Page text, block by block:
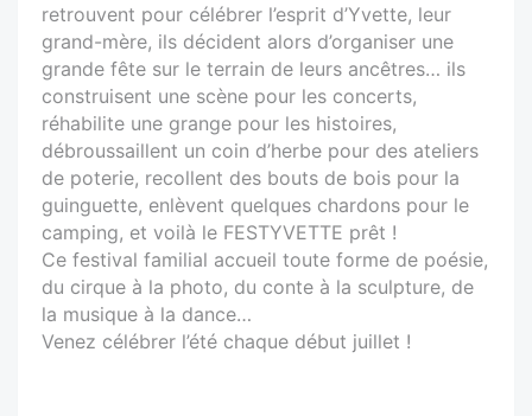
retrouvent pour célébrer l’esprit d’Yvette, leur
grand-mère, ils décident alors d’organiser une
grande fête sur le terrain de leurs ancêtres… ils
construisent une scène pour les concerts,
réhabilite une grange pour les histoires,
débroussaillent un coin d’herbe pour des ateliers
de poterie, recollent des bouts de bois pour la
guinguette, enlèvent quelques chardons pour le
camping, et voilà le FESTYVETTE prêt !
Ce festival familial accueil toute forme de poésie,
du cirque à la photo, du conte à la sculpture, de
la musique à la dance…
Venez célébrer l’été chaque début juillet !